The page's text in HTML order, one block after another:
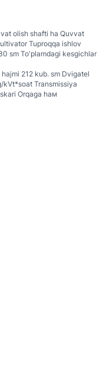
olish shafti ha Quvvat
Tuproqqa ishlov
sm To'plamdagi kesgichlar
212 kub. sm Dvigatel
kVt*soat Transmissiya
Orqaga haм